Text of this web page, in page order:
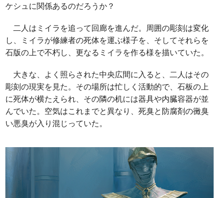
ケシュに関係あるのだろうか？
二人はミイラを追って回廊を進んだ。周囲の彫刻は変化
し、ミイラが修練者の死体を運ぶ様子を、そしてそれらを
石版の上で不朽し、更なるミイラを作る様を描いていた。
大きな、よく照らされた中央広間に入ると、二人はその
彫刻の現実を見た。その場所は忙しく活動的で、石板の上
に死体が横たえられ、その隣の机には器具や内臓容器が並
んでいた。空気はこれまでと異なり、死臭と防腐剤の黴臭
い悪臭が入り混じっていた。